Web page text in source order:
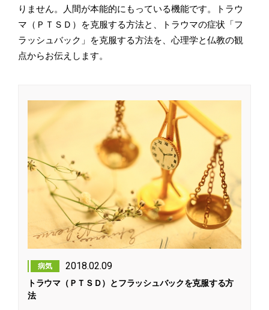
りません。人間が本能的にもっている機能です。トラウ
マ（ＰＴＳＤ）を克服する方法と、トラウマの症状「フ
ラッシュバック」を克服する方法を、心理学と仏教の観
点からお伝えします。
病気 2018.02.09
トラウマ（ＰＴＳＤ）とフラッシュバックを克服する方
法